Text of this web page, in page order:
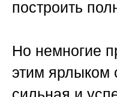
построить
Но немногие
этим ярлыком